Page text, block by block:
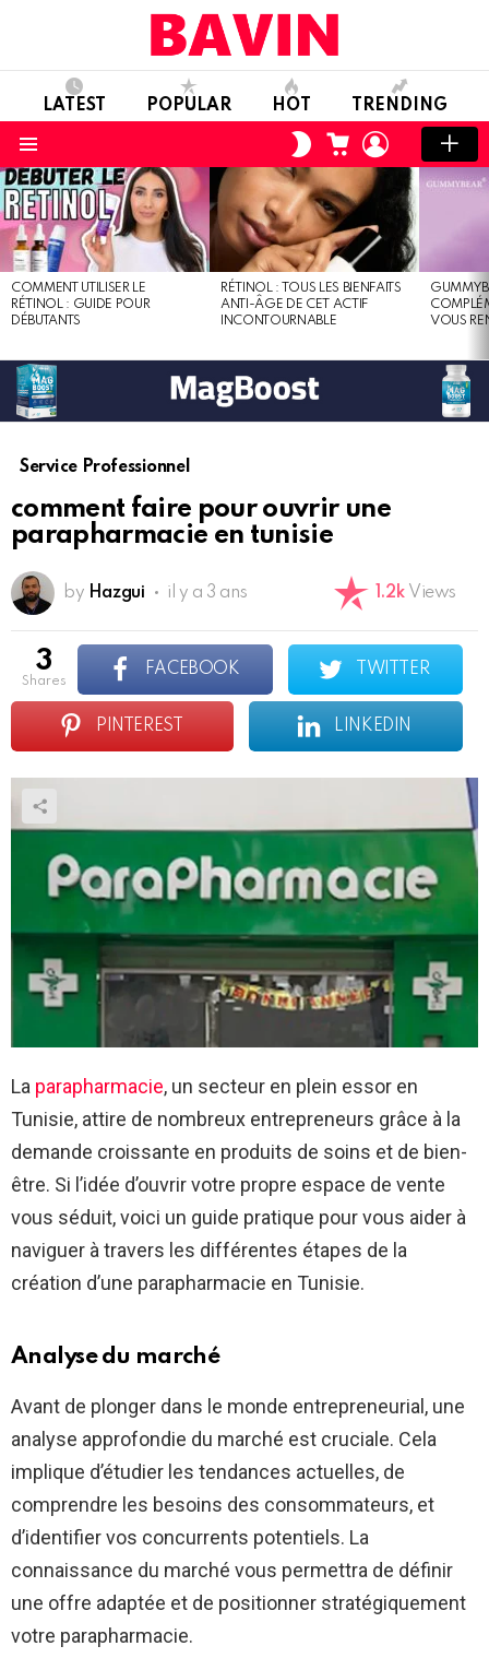
LATEST POPULAR HOT TRENDING
SWITCH
SKIN
CART LOGIN
LATEST
STORIES
COMMENT UTILISER LE
RÉTINOL : GUIDE POUR
DÉBUTANTS
RÉTINOL : TOUS LES BIENFAITS
ANTI-ÂGE DE CET ACTIF
INCONTOURNABLE
VOUS
Service Professionnel
comment faire pour ouvrir une
parapharmacie en tunisie
by Hazgui il y a 3 ans 1.2k Views
3
shares
FACEBOOK TWITTER
PINTEREST LINKEDIN
La parapharmacie, un secteur en plein essor en
Tunisie, attire de nombreux entrepreneurs grâce à la
demande croissante en produits de soins et de bien-
être. Si l’idée d’ouvrir votre propre espace de vente
vous séduit, voici un guide pratique pour vous aider à
naviguer à travers les différentes étapes de la
création d’une parapharmacie en Tunisie.
Analyse du marché
Avant de plonger dans le monde entrepreneurial, une
analyse approfondie du marché est cruciale. Cela
implique d’étudier les tendances actuelles, de
comprendre les besoins des consommateurs, et
d’identifier vos concurrents potentiels. La
connaissance du marché vous permettra de définir
une offre adaptée et de positionner stratégiquement
votre parapharmacie.